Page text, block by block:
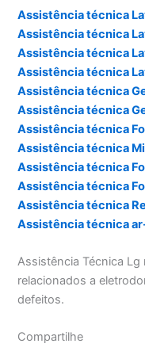
Assistência técnica
Assistência técnica
Assistência técnica
Assistência técnica
Assistência técnica
Assistência técnica
Assistência técnica
Assistência técnica
Assistência técnica
Assistência técnica
Assistência técnica
Assistência técnica
Assistência Técnica
relacionados a
defeitos.
Compartilhe